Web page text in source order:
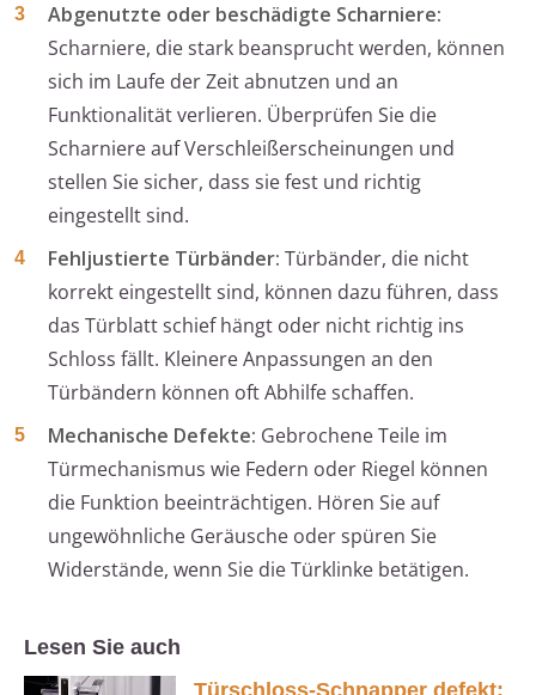
Abgenutzte oder beschädigte Scharniere:
Scharniere, die stark beansprucht werden, können
sich im Laufe der Zeit abnutzen und an
Funktionalität verlieren. Überprüfen Sie die
Scharniere auf Verschleißerscheinungen und
stellen Sie sicher, dass sie fest und richtig
eingestellt sind.
Fehljustierte Türbänder: Türbänder, die nicht
korrekt eingestellt sind, können dazu führen, dass
das Türblatt schief hängt oder nicht richtig ins
Schloss fällt. Kleinere Anpassungen an den
Türbändern können oft Abhilfe schaffen.
Mechanische Defekte: Gebrochene Teile im
Türmechanismus wie Federn oder Riegel können
die Funktion beeinträchtigen. Hören Sie auf
ungewöhnliche Geräusche oder spüren Sie
Widerstände, wenn Sie die Türklinke betätigen.
Lesen Sie auch